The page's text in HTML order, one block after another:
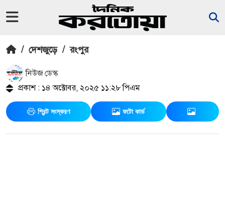
/ দেশজুড়ে / রংপুর
নিউজ ডেস্ক
প্রকাশ : ১৪ অক্টোবর, ২০২৫ ১১:২৮ পিএম
প্রিন্ট সংস্করণ ফটো কার্ড